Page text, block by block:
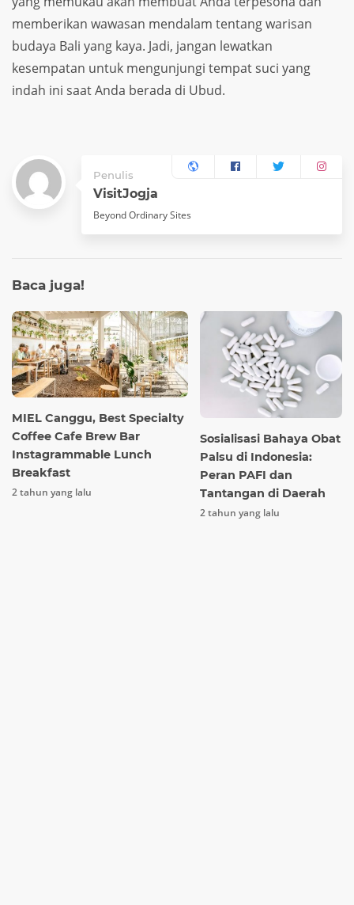
memberikan wawasan mendalam tentang warisan
budaya Bali yang kaya. Jadi, jangan lewatkan
kesempatan untuk mengunjungi tempat suci yang
indah ini saat Anda berada di Ubud.
Penulis
VisitJogja
Beyond Ordinary Sites
Baca juga!
MIEL Canggu, Best Specialty
Coffee Cafe Brew Bar
Instagrammable Lunch
Breakfast
2 tahun yang lalu
Sosialisasi Bahaya Obat
Palsu di Indonesia:
Peran PAFI dan
Tantangan di Daerah
2 tahun yang lalu